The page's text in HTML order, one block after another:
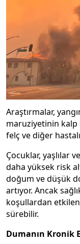
Araştırmalar,
maruziyetinin kalp
felç ve diğer
Çocuklar, yaşlılar
daha yüksek risk
doğum ve düşük
artıyor. Ancak
koşullardan
sürebilir.
Dumanın Kronik